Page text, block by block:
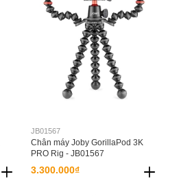
JB01567
Chân máy Joby GorillaPod 3K
PRO Rig - JB01567
3.300.000₫